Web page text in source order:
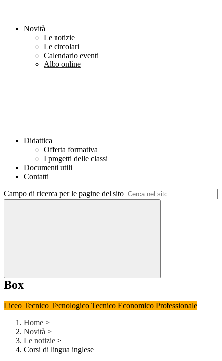
Novità
Le notizie
Le circolari
Calendario eventi
Albo online
Didattica
Offerta formativa
I progetti delle classi
Documenti utili
Contatti
Campo di ricerca per le pagine del sito
Box
Liceo Tecnico Tecnologico Tecnico Economico Professionale
Home >
Novità >
Le notizie >
Corsi di lingua inglese